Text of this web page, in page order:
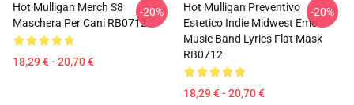
Hot Mulligan Merch S8
Maschera Per Cani RB0712
18,29 € - 20,70 €
-20%
Hot Mulligan Preventivo
Estetico Indie Midwest Emo
Music Band Lyrics Flat Mask
RB0712
18,29 € - 20,70 €
-20%